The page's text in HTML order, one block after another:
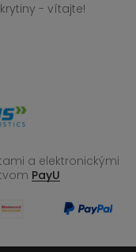
- vítajte!
a elektronickými
PayU